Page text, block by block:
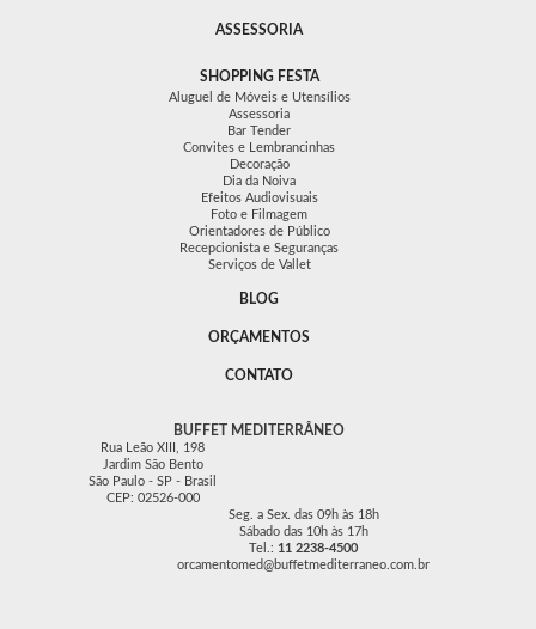
ASSESSORIA
SHOPPING FESTA
Aluguel de Móveis e Utensílios
Assessoria
Bar Tender
Convites e Lembrancinhas
Decoração
Dia da Noiva
Efeitos Audiovisuais
Foto e Filmagem
Orientadores de Público
Recepcionista e Seguranças
Serviços de Vallet
BLOG
ORÇAMENTOS
CONTATO
BUFFET MEDITERRÂNEO
Rua Leão XIII, 198
Jardim São Bento
São Paulo - SP - Brasil
CEP: 02526-000
Seg. a Sex. das 09h às 18h
Sábado das 10h às 17h
Tel.: 11 2238-4500
orcamentomed@buffetmediterraneo.com.br